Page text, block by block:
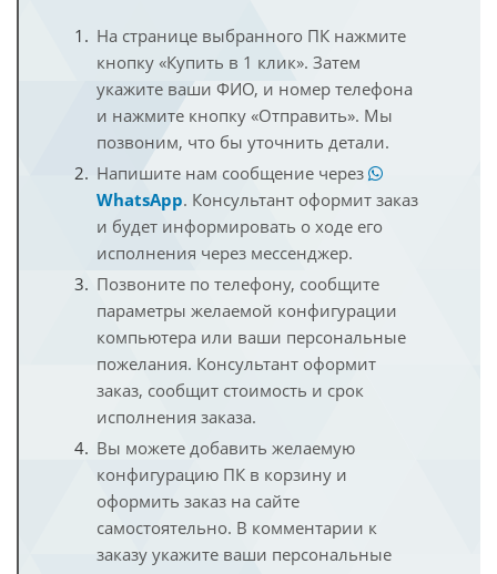
На странице выбранного ПК нажмите
кнопку «Купить в 1 клик». Затем
укажите ваши ФИО, и номер телефона
и нажмите кнопку «Отправить». Мы
позвоним, что бы уточнить детали.
Напишите нам сообщение через
WhatsApp. Консультант оформит заказ
и будет информировать о ходе его
исполнения через мессенджер.
Позвоните по телефону, сообщите
параметры желаемой конфигурации
компьютера или ваши персональные
пожелания. Консультант оформит
заказ, сообщит стоимость и срок
исполнения заказа.
Вы можете добавить желаемую
конфигурацию ПК в корзину и
оформить заказ на сайте
самостоятельно. В комментарии к
заказу укажите ваши персональные